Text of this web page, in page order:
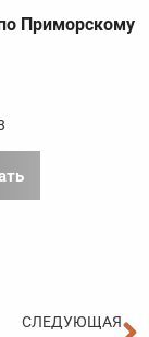
Приморскому
СЛЕДУЮЩАЯ